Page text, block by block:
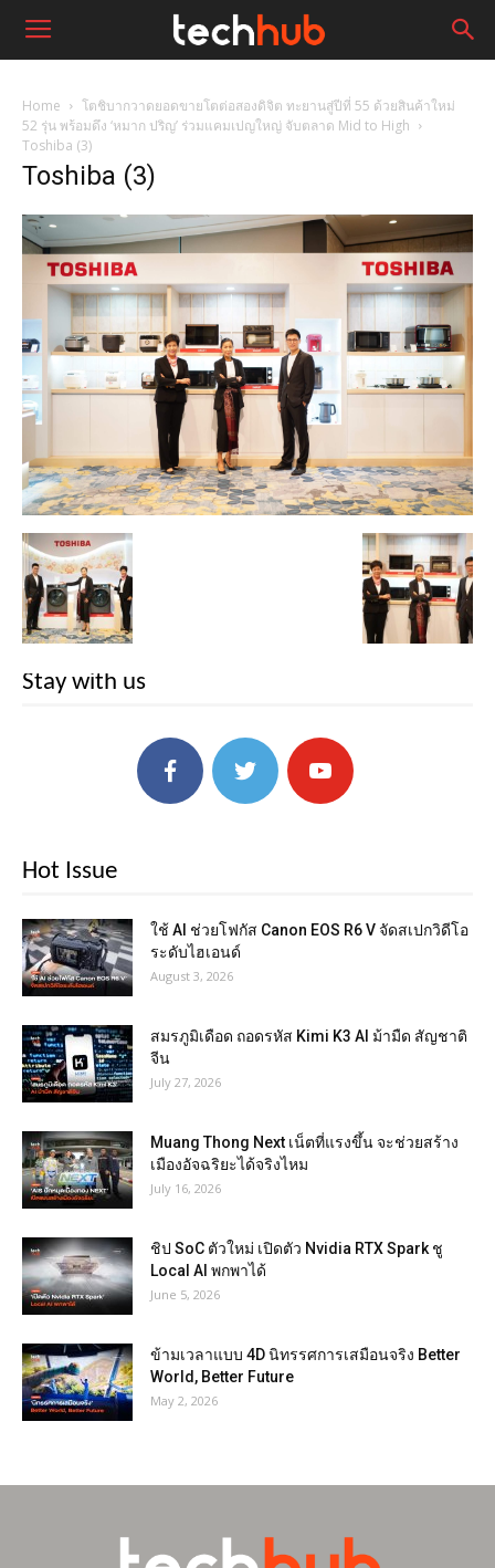
Home
โตชิบากวาดยอดขายโตต่อสองดิจิต ทะยานสู่ปีที่ 55 ด้วยสินค้าใหม่
52 รุ่น พร้อมดึง ‘หมาก ปริญ’ ร่วมแคมเปญใหญ่ จับตลาด Mid to High
Toshiba (3)
Toshiba (3)
Stay with us
Hot Issue
ใช้ AI ช่วยโฟกัส Canon EOS R6 V จัดสเปกวิดีโอ
ระดับไฮเอนด์
August 3, 2026
สมรภูมิเดือด ถอดรหัส Kimi K3 AI ม้ามืด สัญชาติ
จีน
July 27, 2026
Muang Thong Next เน็ตที่แรงขึ้น จะช่วยสร้าง
เมืองอัจฉริยะได้จริงไหม
July 16, 2026
ชิป SoC ตัวใหม่ เปิดตัว Nvidia RTX Spark ชู
Local AI พกพาได้
June 5, 2026
ข้ามเวลาแบบ 4D นิทรรศการเสมือนจริง Better
World, Better Future
May 2, 2026